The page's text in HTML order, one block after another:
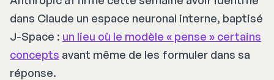
dans Claude un espace neuronal interne, baptisé
J-Space : un lieu où le modèle « pense » certains
concepts avant même de les formuler dans sa
réponse.